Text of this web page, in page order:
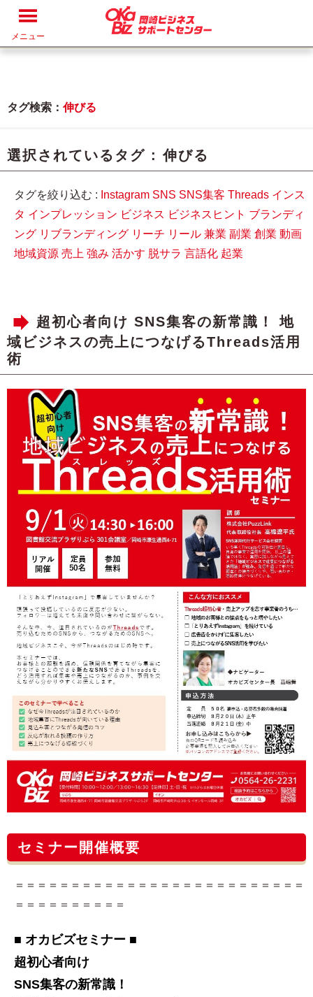
メニュー
タグ検索： 伸びる
選択されているタグ :伸びる
タグを絞り込む : Instagram SNS SNS集客 Threads インス
タ インプレッション ビジネス ビジネスヒント ブランディ
ング リブランディング リーチ リール 兼業 副業 創業 動画
地域資源 売上 強み 活かす 脱サラ 言語化 起業
超初心者向け SNS集客の新常識！ 地
域ビジネスの売上につなげるThreads活用
術
セミナー開催概要
＝＝＝＝＝＝＝＝＝＝＝＝＝＝＝＝＝＝＝＝＝＝＝＝＝＝
＝＝＝＝＝＝＝＝＝＝
■ オカビズセミナー ■
超初心者向け
SNS集客の新常識！